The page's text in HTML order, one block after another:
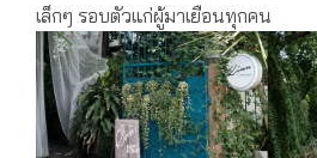
เล็กๆ รอบตัวแก่ผู้มาเยือนทุกคน